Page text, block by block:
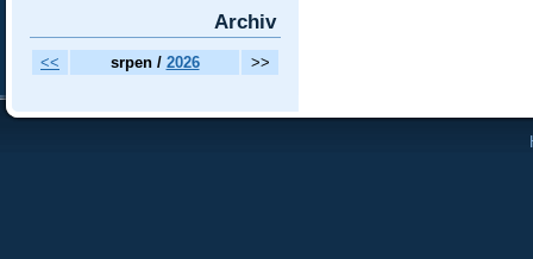
Archiv
<< srpen / 2026 >>